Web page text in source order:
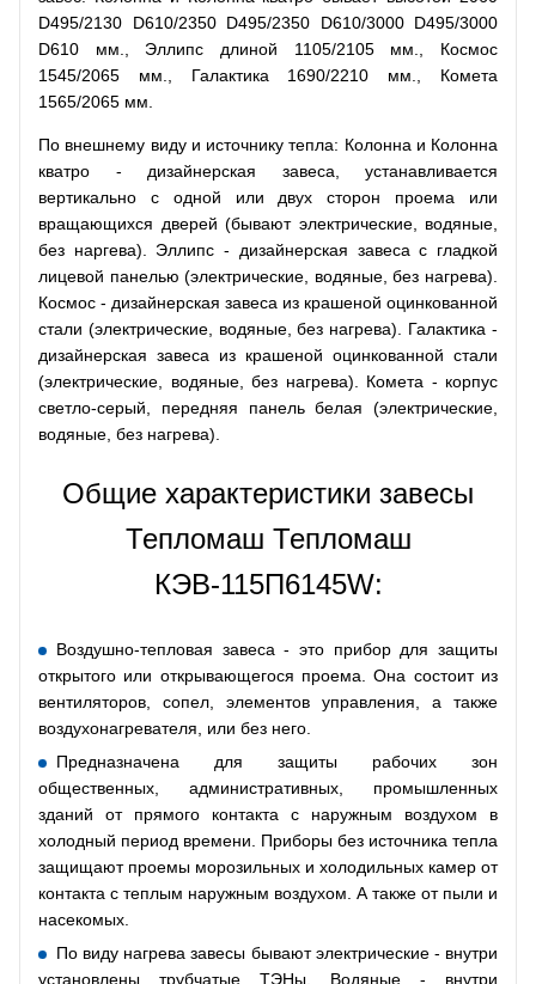
D495/2130 D610/2350 D495/2350 D610/3000 D495/3000
D610 мм., Эллипс длиной 1105/2105 мм., Космос
1545/2065 мм., Галактика 1690/2210 мм., Комета
1565/2065 мм.
По внешнему виду и источнику тепла: Колонна и Колонна
кватро - дизайнерская завеса, устанавливается
вертикально с одной или двух сторон проема или
вращающихся дверей (бывают электрические, водяные,
без наргева). Эллипс - дизайнерская завеса с гладкой
лицевой панелью (электрические, водяные, без нагрева).
Космос - дизайнерская завеса из крашеной оцинкованной
стали (электрические, водяные, без нагрева). Галактика -
дизайнерская завеса из крашеной оцинкованной стали
(электрические, водяные, без нагрева). Комета - корпус
светло-серый, передняя панель белая (электрические,
водяные, без нагрева).
Общие характеристики завесы
Тепломаш Тепломаш
КЭВ-115П6145W:
Воздушно-тепловая завеса - это прибор для защиты
открытого или открывающегося проема. Она состоит из
вентиляторов, сопел, элементов управления, а также
воздухонагревателя, или без него.
Предназначена для защиты рабочих зон
общественных, административных, промышленных
зданий от прямого контакта с наружным воздухом в
холодный период времени. Приборы без источника тепла
защищают проемы морозильных и холодильных камер от
контакта с теплым наружным воздухом. А также от пыли и
насекомых.
По виду нагрева завесы бывают электрические - внутри
установлены трубчатые ТЭНы. Водяные - внутри